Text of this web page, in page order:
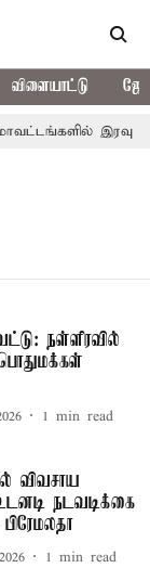
விளையாட்டு
இரவு
நள்ளிரவில்
1 min read
விவசாய
நடவடிக்கை
1 min read